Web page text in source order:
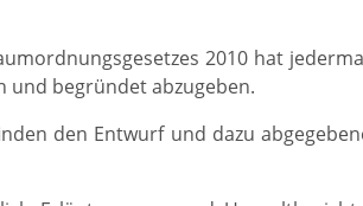
2010 hat
und begründet abzugeben.
den Entwurf und dazu